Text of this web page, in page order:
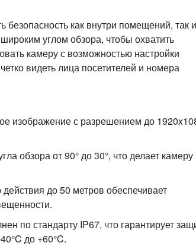
безопасность как внутри помещений, так и
углом обзора, чтобы охватить
камеру с возможностью настройки
видеть лица посетителей и номера
изображение с разрешением до
обзора от 90° до 30°, что делает камеру
до 50 метров обеспечивает
по стандарту IP67, что гарантирует
до +60°C.